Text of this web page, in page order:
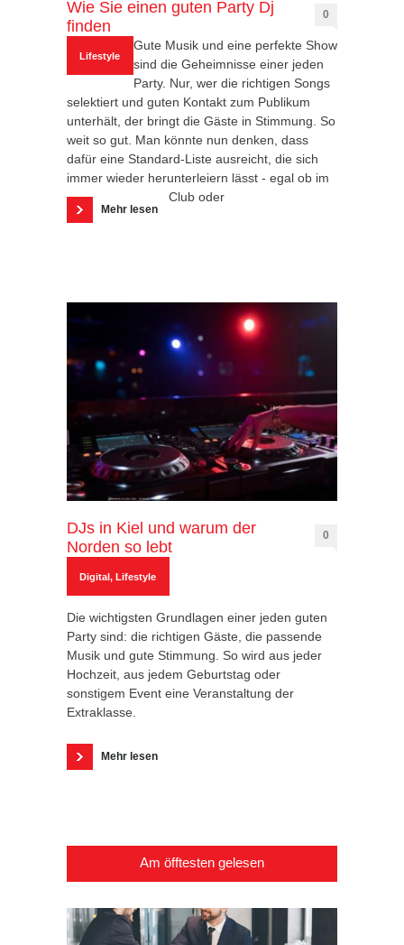
Wie Sie einen guten Party Dj
finden
0
Lifestyle
Gute Musik und eine perfekte Show
sind die Geheimnisse einer jeden
Party. Nur, wer die richtigen Songs
selektiert und guten Kontakt zum Publikum
unterhält, der bringt die Gäste in Stimmung. So
weit so gut. Man könnte nun denken, dass
dafür eine Standard-Liste ausreicht, die sich
immer wieder herunterleiern lässt - egal ob im
Club oder
Mehr lesen
DJs in Kiel und warum der
Norden so lebt
0
Digital, Lifestyle
Die wichtigsten Grundlagen einer jeden guten
Party sind: die richtigen Gäste, die passende
Musik und gute Stimmung. So wird aus jeder
Hochzeit, aus jedem Geburtstag oder
sonstigem Event eine Veranstaltung der
Extraklasse.
Mehr lesen
Am öfftesten gelesen